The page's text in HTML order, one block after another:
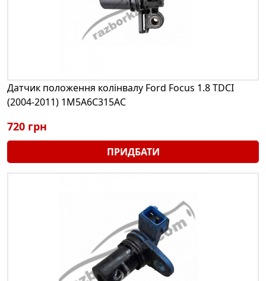
Датчик положення колінвалу Ford Focus 1.8 TDCI
(2004-2011) 1M5A6C315AC
720 грн
ПРИДБАТИ